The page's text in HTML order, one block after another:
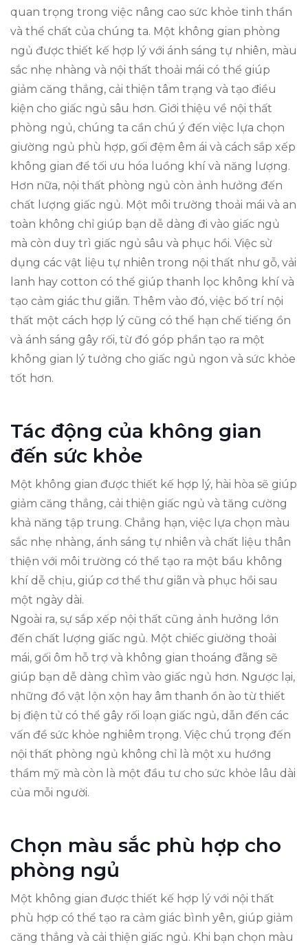
quan trọng trong việc nâng cao sức khỏe tinh thần
và thể chất của chúng ta. Một không gian phòng
ngủ được thiết kế hợp lý với ánh sáng tự nhiên, màu
sắc nhẹ nhàng và nội thất thoải mái có thể giúp
giảm căng thẳng, cải thiện tâm trạng và tạo điều
kiện cho giấc ngủ sâu hơn. Giới thiệu về nội thất
phòng ngủ, chúng ta cần chú ý đến việc lựa chọn
giường ngủ phù hợp, gối đệm êm ái và cách sắp xếp
không gian để tối ưu hóa luồng khí và năng lượng.
Hơn nữa, nội thất phòng ngủ còn ảnh hưởng đến
chất lượng giấc ngủ. Một môi trường thoải mái và an
toàn không chỉ giúp bạn dễ dàng đi vào giấc ngủ
mà còn duy trì giấc ngủ sâu và phục hồi. Việc sử
dụng các vật liệu tự nhiên trong nội thất như gỗ, vải
lanh hay cotton có thể giúp thanh lọc không khí và
tạo cảm giác thư giãn. Thêm vào đó, việc bố trí nội
thất một cách hợp lý cũng có thể hạn chế tiếng ồn
và ánh sáng gây rối, từ đó góp phần tạo ra một
không gian lý tưởng cho giấc ngủ ngon và sức khỏe
tốt hơn.
Tác động của không gian
đến sức khỏe
Một không gian được thiết kế hợp lý, hài hòa sẽ giúp
giảm căng thẳng, cải thiện giấc ngủ và tăng cường
khả năng tập trung. Chẳng hạn, việc lựa chọn màu
sắc nhẹ nhàng, ánh sáng tự nhiên và chất liệu thân
thiện với môi trường có thể tạo ra một bầu không
khí dễ chịu, giúp cơ thể thư giãn và phục hồi sau
một ngày dài.
Ngoài ra, sự sắp xếp nội thất cũng ảnh hưởng lớn
đến chất lượng giấc ngủ. Một chiếc giường thoải
mái, gối ôm hỗ trợ và không gian thoáng đãng sẽ
giúp bạn dễ dàng chìm vào giấc ngủ hơn. Ngược lại,
những đồ vật lộn xộn hay âm thanh ồn ào từ thiết
bị điện tử có thể gây rối loạn giấc ngủ, dẫn đến các
vấn đề sức khỏe nghiêm trọng. Việc chú trọng đến
nội thất phòng ngủ không chỉ là một xu hướng
thẩm mỹ mà còn là một đầu tư cho sức khỏe lâu dài
của mỗi người.
Chọn màu sắc phù hợp cho
phòng ngủ
Một không gian được thiết kế hợp lý với nội thất
phù hợp có thể tạo ra cảm giác bình yên, giúp giảm
căng thẳng và cải thiện giấc ngủ. Khi bạn chọn màu